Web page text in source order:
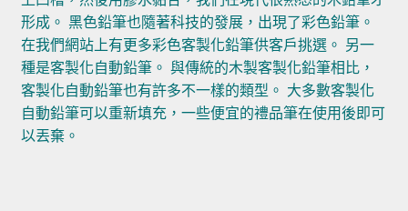
形成。 黑色鉛筆也隨著科技的發展，出現了彩色鉛筆。
在我們網站上有更多彩色客製化鉛筆供客戶挑選。 另一
種是客製化自動鉛筆。 與傳統的木製客製化鉛筆相比，
客製化自動鉛筆也有許多不一樣的類型。 大多數客製化
自動鉛筆可以重新填充，一些便宜的禮品筆在使用後即可
以丟棄。